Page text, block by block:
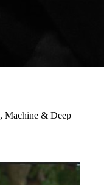
Machine & Deep